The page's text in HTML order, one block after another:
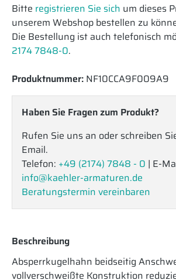
Bitte registrieren Sie sich um dieses
unserem Webshop bestellen zu
Die Bestellung ist auch telefonisch
2174 7848-0.
Produktnummer: NF10CCA9F009A9
Haben Sie Fragen zum Produkt?
Rufen Sie uns an oder schreiben
Email.
Telefon: +49 (2174) 7848 - 0 | E-
info@kaehler-armaturen.de
Beratungstermin vereinbaren
Beschreibung
Absperrkugelhahn beidseitig
vollverschweißte Konstruktion